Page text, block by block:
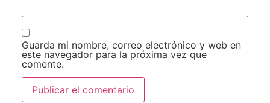
Guarda mi nombre, correo electrónico y web en
este navegador para la próxima vez que
comente.